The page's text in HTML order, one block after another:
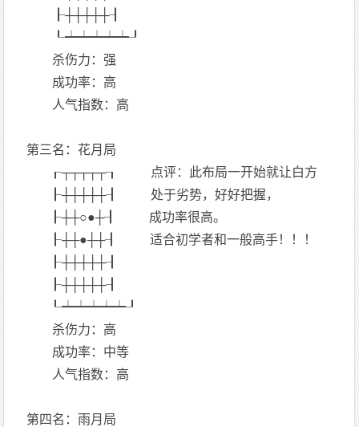
┠┼┼┼┼┼┨
┖┷┷┷┷┷┚
杀伤力：强
成功率：高
人气指数：高
第三名：花月局
┎┬┬┬┬┬┒ 点评：此布局一开始就让白方
┠┼┼┼┼┼┨ 处于劣势，好好把握，
┠┼┼○●┼┨ 成功率很高。
┠┼┼●┼┼┨ 适合初学者和一般高手！！！
┠┼┼┼┼┼┨
┠┼┼┼┼┼┨
┖┷┷┷┷┷┚
杀伤力：高
成功率：中等
人气指数：高
第四名：雨月局